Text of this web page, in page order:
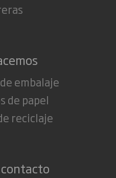
embalaje
de papel
reciclaje